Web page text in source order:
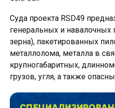
Суда проекта RSD49
генеральных и навалочных
зерна), пакетированных
металлолома, металла в
крупногабаритных,
грузов, угля, а также